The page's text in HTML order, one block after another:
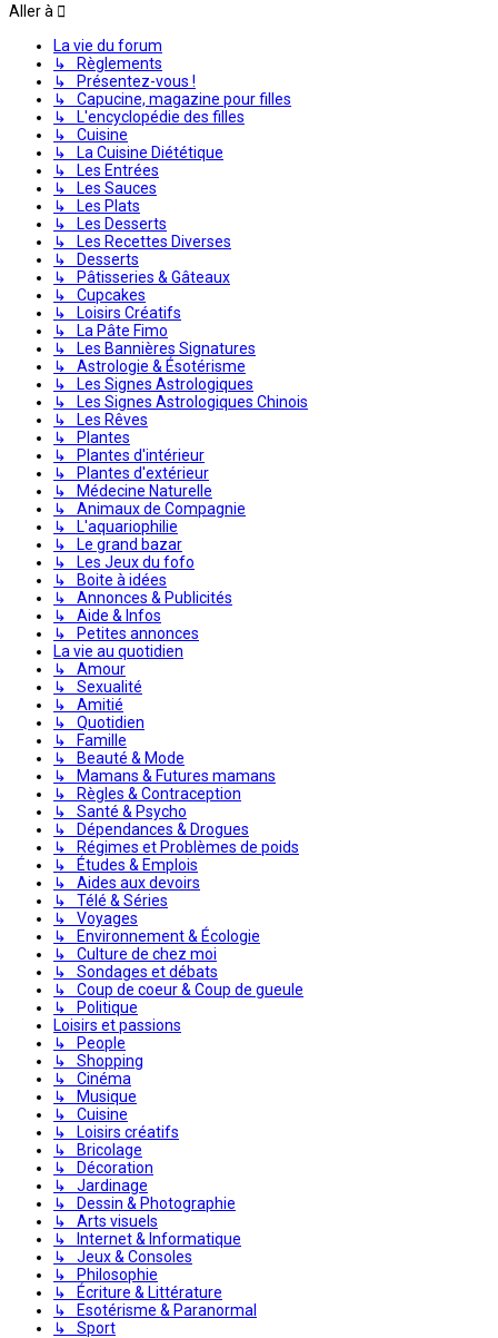
Aller à
La vie du forum
↳ Règlements
↳ Présentez-vous !
↳ Capucine, magazine pour filles
↳ L'encyclopédie des filles
↳ Cuisine
↳ La Cuisine Diététique
↳ Les Entrées
↳ Les Sauces
↳ Les Plats
↳ Les Desserts
↳ Les Recettes Diverses
↳ Desserts
↳ Pâtisseries & Gâteaux
↳ Cupcakes
↳ Loisirs Créatifs
↳ La Pâte Fimo
↳ Les Bannières Signatures
↳ Astrologie & Ésotérisme
↳ Les Signes Astrologiques
↳ Les Signes Astrologiques Chinois
↳ Les Rêves
↳ Plantes
↳ Plantes d'intérieur
↳ Plantes d'extérieur
↳ Médecine Naturelle
↳ Animaux de Compagnie
↳ L'aquariophilie
↳ Le grand bazar
↳ Les Jeux du fofo
↳ Boite à idées
↳ Annonces & Publicités
↳ Aide & Infos
↳ Petites annonces
La vie au quotidien
↳ Amour
↳ Sexualité
↳ Amitié
↳ Quotidien
↳ Famille
↳ Beauté & Mode
↳ Mamans & Futures mamans
↳ Règles & Contraception
↳ Santé & Psycho
↳ Dépendances & Drogues
↳ Régimes et Problèmes de poids
↳ Études & Emplois
↳ Aides aux devoirs
↳ Télé & Séries
↳ Voyages
↳ Environnement & Écologie
↳ Culture de chez moi
↳ Sondages et débats
↳ Coup de coeur & Coup de gueule
↳ Politique
Loisirs et passions
↳ People
↳ Shopping
↳ Cinéma
↳ Musique
↳ Cuisine
↳ Loisirs créatifs
↳ Bricolage
↳ Décoration
↳ Jardinage
↳ Dessin & Photographie
↳ Arts visuels
↳ Internet & Informatique
↳ Jeux & Consoles
↳ Philosophie
↳ Écriture & Littérature
↳ Esotérisme & Paranormal
↳ Sport